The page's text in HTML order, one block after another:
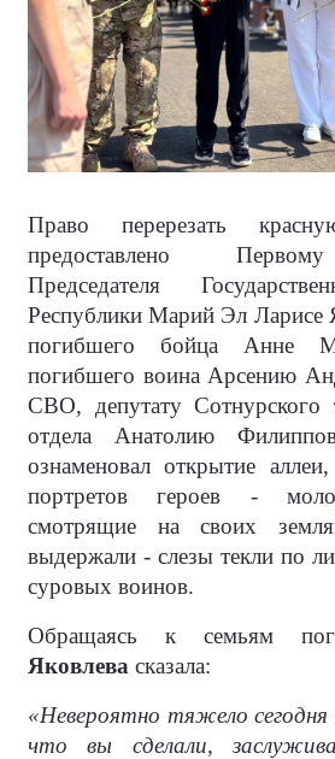
Право перерезать
предоставлено
Председателя
Республики Марий Эл Ларисе
погибшего бойца Анне
погибшего воина Арсению
СВО, депутату Сотнурского
отдела Анатолию
ознаменовал открытие
портретов героев -
смотрящие на своих
выдержали - слезы текли по
суровых воинов.
Обращаясь к семьям
Яковлева сказала:
«Невероятно тяжело
что вы сделали,